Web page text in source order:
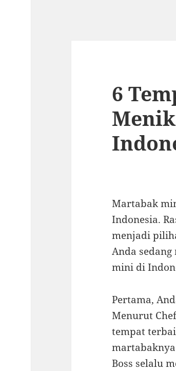
6
Martabak
Indonesia.
menjadi
Anda
mini di
Pertama,
Menurut
tempat
Boss selalu